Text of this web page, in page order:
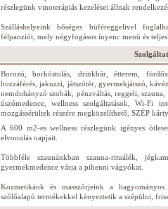
részlegünk vinoterápiás kezelései állnak
Szálláshelyeink bőséges büféreggelivel
félpanziót, mely négyfogásos ínyenc menü és teljes
Borozó, borkóstolás, drinkbár, étterem,
hozzáférés, jakuzzi, játszótér, gyermekjátszó,
nemdohányzó szobák, pénzváltás, reggeli,
úszómedence, wellness szolgáltatások, Wi-Fi
mozgássérültek részére megközelíthető, SZÉP
A 600 m2-es wellness részlegünk igényes
elvonulás napjait.
Többféle szaunánkban szauna-rituálék,
gyermekmedence várja a pihenni vágyókat.
Kozmetikánk és masszőrjeink a
szőlőalapú termékekkel kényeztetik a szépülni,